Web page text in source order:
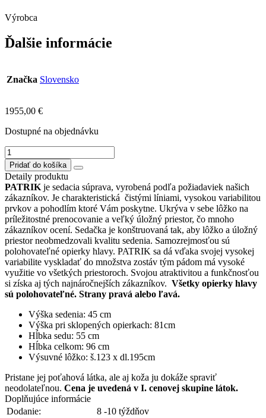
Výrobca
Ďalšie informácie
Značka Slovensko
1955,00 €
Dostupné na objednávku
množstvo
PATRIK
sedačka
s
otomanom,
pevná
bez
funkcií
otR2,5/
Strana
ľavá
Pridať do košíka
Detaily produktu
PATRIK je sedacia súprava, vyrobená podľa požiadaviek našich
zákazníkov. Je charakteristická čistými líniami, vysokou variabilitou
prvkov a pohodlím ktoré Vám poskytne. Ukrýva v sebe lôžko na
príležitostné prenocovanie a veľký úložný priestor, čo mnoho
zákazníkov ocení. Sedačka je konštruovaná tak, aby lôžko a úložný
priestor neobmedzovali kvalitu sedenia. Samozrejmosťou sú
polohovateľné opierky hlavy. PATRIK sa dá vďaka svojej vysokej
variabilite vyskladať do množstva zostáv tým pádom má vysoké
využitie vo všetkých priestoroch. Svojou atraktivitou a funkčnosťou
si získa aj tých najnáročnejších zákazníkov. Všetky opierky hlavy
sú polohovateľné. Strany pravá alebo ľavá.
Výška sedenia: 45 cm
Výška pri sklopených opierkach: 81cm
Hĺbka sedu: 55 cm
Hĺbka celkom: 96 cm
Výsuvné lôžko: š.123 x dl.195cm
Pristane jej poťahová látka, ale aj koža ju dokáže spraviť
neodolateľnou. Cena je uvedená v I. cenovej skupine látok.
Doplňujúce informácie
Dodanie:
8 -10 týždňov